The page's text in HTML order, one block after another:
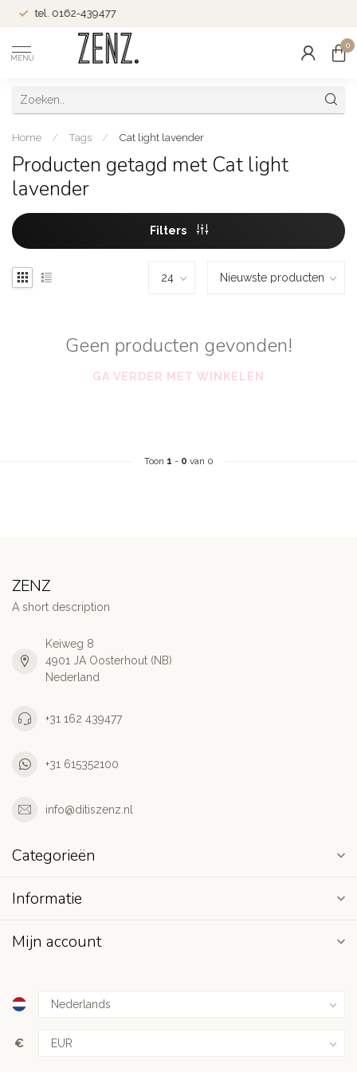
tel. 0162-439477
MENU
0
Home / Tags / Cat light lavender
Producten getagd met Cat light
lavender
Filters
Geen producten gevonden!
GA VERDER MET WINKELEN
Toon 1 - 0 van 0
ZENZ
A short description
Keiweg 8
4901 JA Oosterhout (NB)
Nederland
+31 162 439477
+31 615352100
info@ditiszenz.nl
Categorieën
Informatie
Mijn account
€